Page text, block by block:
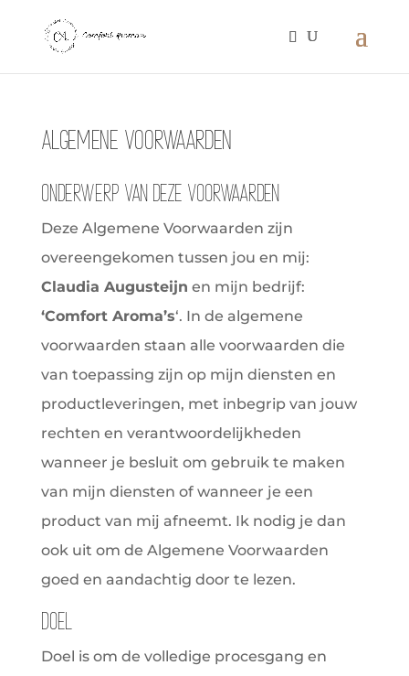
Algemene voorwaarden
Onderwerp van deze voorwaarden
Deze Algemene Voorwaarden zijn
overeengekomen tussen jou en mij:
Claudia Augusteijn en mijn bedrijf:
‘Comfort Aroma’s‘. In de algemene
voorwaarden staan alle voorwaarden die
van toepassing zijn op mijn diensten en
productleveringen, met inbegrip van jouw
rechten en verantwoordelijkheden
wanneer je besluit om gebruik te maken
van mijn diensten of wanneer je een
product van mij afneemt. Ik nodig je dan
ook uit om de Algemene Voorwaarden
goed en aandachtig door te lezen.
Doel
Doel is om de volledige procesgang en